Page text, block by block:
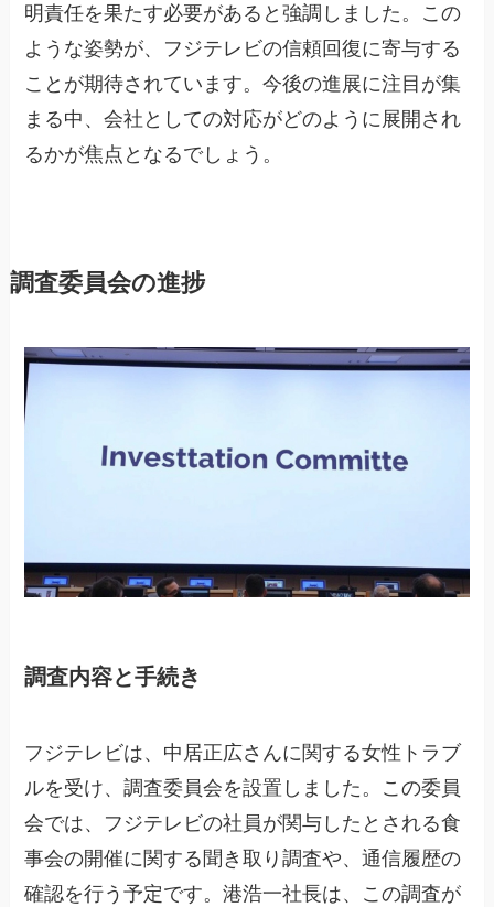
明責任を果たす必要があると強調しました。この
ような姿勢が、フジテレビの信頼回復に寄与する
ことが期待されています。今後の進展に注目が集
まる中、会社としての対応がどのように展開され
るかが焦点となるでしょう。
調査委員会の進捗
調査内容と手続き
フジテレビは、中居正広さんに関する女性トラブ
ルを受け、調査委員会を設置しました。この委員
会では、フジテレビの社員が関与したとされる食
事会の開催に関する聞き取り調査や、通信履歴の
確認を行う予定です。港浩一社長は、この調査が